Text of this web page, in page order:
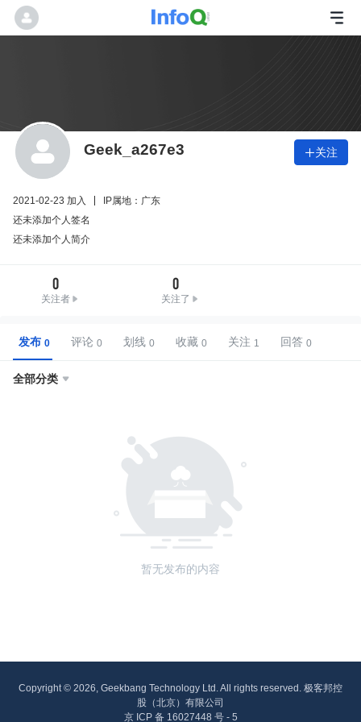
Geek_a267e3 关注
2021-02-23 加入
IP属地：广东
还未添加个人签名
还未添加个人简介
0
关注者
0
关注了
发布 评论 划线 收藏 关注 回答
全部分类 
暂无发布的内容
Copyright © 2026, Geekbang Technology Ltd. All rights reserved. 极客邦控
股（北京）有限公司
京 ICP 备 16027448 号 - 5